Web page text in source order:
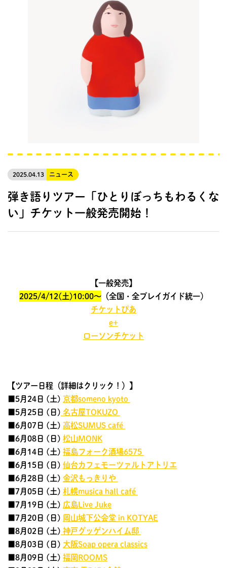
2025.04.13 ニュース
弾き語りツアー「ひとりぼっちもわるくな
い」チケット一般発売開始！
【一般発売】
2025/4/12(土)10:00～ （全国・全プレイガイド統一）
チケットぴあ
e+
ローソンチケット
【ツアー日程（詳細はクリック！）】
■5月24日 (土) 京都someno kyoto
■5月25日 (日) 名古屋TOKUZO
■6月07日 (土) 高松SUMUS café
■6月08日 (日) 松山MONK
■6月14日 (土) 福島フォーク酒場6575
■6月15日 (日) 仙台カフェモーツァルトアトリエ
■6月28日 (土) 金沢もっきりや
■7月05日 (土) 札幌musica hall café
■7月19日 (土) 広島Live Juke
■7月20日 (日) 岡山城下公会堂 in KOTYAE
■8月02日 (土) 神戸グッゲンハイム邸
■8月03日 (日) 大阪Soap opera classics
■8月09日 (土) 福岡ROOMS